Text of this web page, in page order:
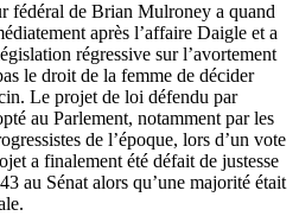
fédéral de Brian Mulroney a quand
après l’affaire Daigle et a
régressive sur l’avortement
le droit de la femme de décider
Le projet de loi défendu par
au Parlement, notamment par les
de l’époque, lors d’un vote
a finalement été défait de justesse
au Sénat alors qu’une majorité était